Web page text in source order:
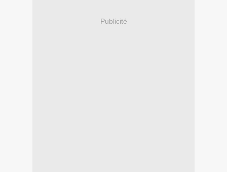
Publicité